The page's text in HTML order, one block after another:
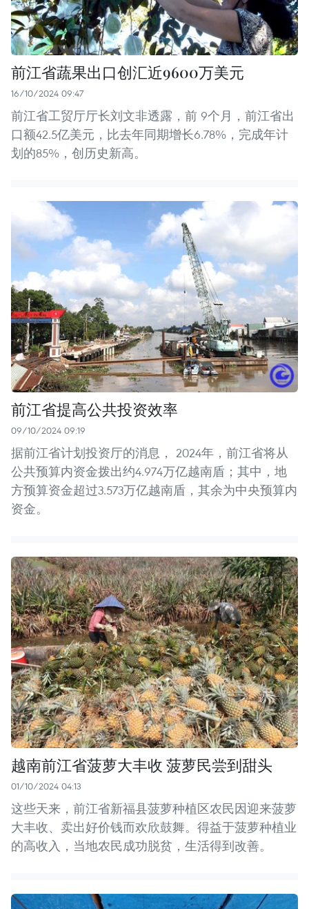
前江省蔬果出口创汇近9600万美元
16/10/2024 09:47
前江省工贸厅厅长刘文非透露，前 9个月，前江省出
口额42.5亿美元，比去年同期增长6.78%，完成年计
划的85%，创历史新高。
前江省提高公共投资效率
09/10/2024 09:19
据前江省计划投资厅的消息， 2024年，前江省将从
公共预算内资金拨出约4.974万亿越南盾；其中，地
方预算资金超过3.573万亿越南盾，其余为中央预算内
资金。
越南前江省菠萝大丰收 菠萝民尝到甜头
01/10/2024 04:13
这些天来，前江省新福县菠萝种植区农民因迎来菠萝
大丰收、卖出好价钱而欢欣鼓舞。得益于菠萝种植业
的高收入，当地农民成功脱贫，生活得到改善。